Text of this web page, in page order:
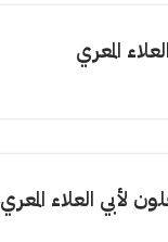
المعري
لأبي العلاء المعري